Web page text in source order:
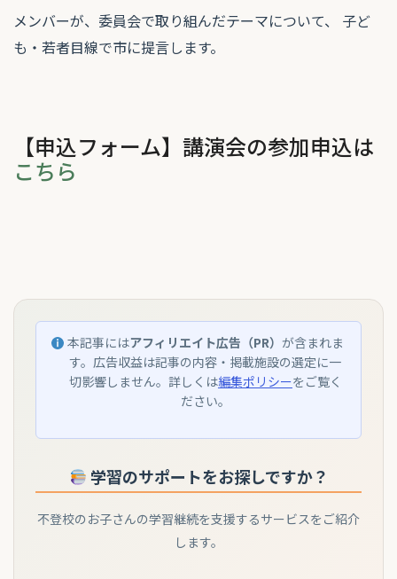
メンバーが、委員会で取り組んだテーマについて、 子ど
も・若者目線で市に提言します。
【申込フォーム】講演会の参加申込は
こちら
本記事にはアフィリエイト広告（PR） が含まれま
す。広告収益は記事の内容・掲載施設の選定に一
切影響しません。詳しくは編集ポリシーをご覧く
ださい。
学習のサポートをお探しですか？
不登校のお子さんの学習継続を支援するサービスをご紹介
します。